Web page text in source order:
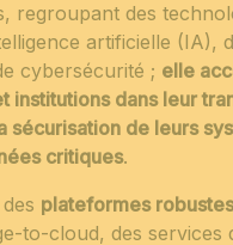
regroupant des
artificielle (IA),
cybersécurité ; elle
institutions dans leur
sécurisation de leurs
critiques.
plateformes robustes
to-cloud, des services